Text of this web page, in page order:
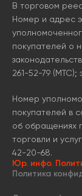
В торговом
Номер и адрес
покупателей о
261-52-79 (МТС);
Номер
покупателей в
об обращениях
торговли и
42-20-68.
Юр. инфо.
Политика